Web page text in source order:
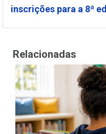
inscrições para a 8ª
Relacionadas